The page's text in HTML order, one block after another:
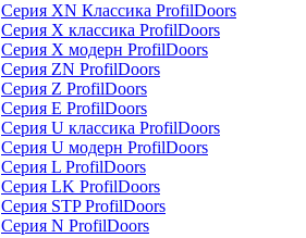
Серия XN Классика ProfilDoors
Серия Х классика ProfilDoors
Серия Х модерн ProfilDoors
Серия ZN ProfilDoors
Серия Z ProfilDoors
Серия Е ProfilDoors
Серия U классика ProfilDoors
Серия U модерн ProfilDoors
Серия L ProfilDoors
Серия LK ProfilDoors
Серия STP ProfilDoors
Cерия N ProfilDoors